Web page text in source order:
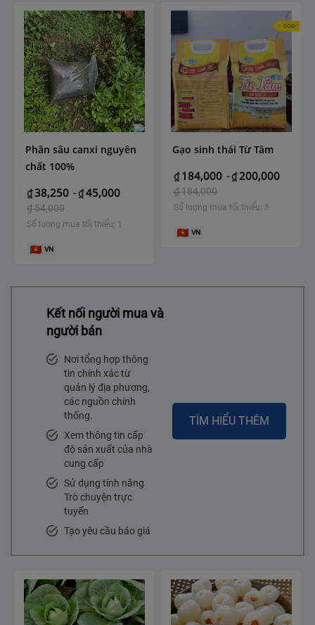
Phân sâu canxi nguyên
chất 100%
₫38,250 -₫45,000
₫54,000
Số lượng mua tối thiểu: 1
VN
Gạo sinh thái Từ Tâm
₫ 184,000 -₫ 200,000
₫184,000
Số lượng mua tối thiểu: 5
VN
Kết nối người mua và
người bán
Nơi tổng hợp thông
tin chính xác từ
quản lý địa phương,
các nguồn chính
thống.
Xem thông tin cấp
độ sản xuất của nhà
cung cấp
Sử dụng tính năng
Trò chuyện trực
tuyến
Tạo yêu cầu báo giá
TÌM HIỂU THÊM